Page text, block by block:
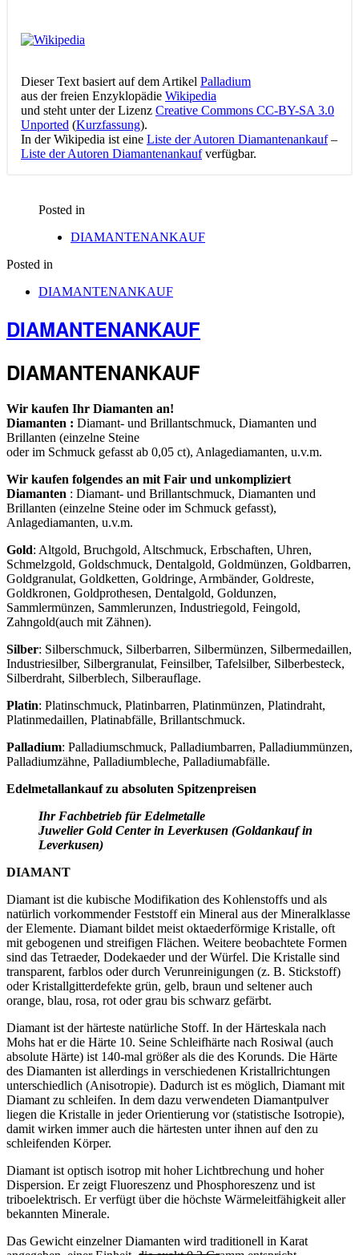
Dieser Text basiert auf dem Artikel Palladium
aus der freien Enzyklopädie Wikipedia
und steht unter der Lizenz Creative Commons CC-BY-SA 3.0
Unported (Kurzfassung).
In der Wikipedia ist eine Liste der Autoren Diamantenankauf–
Liste der Autoren Diamantenankaufverfügbar.
Posted in
DIAMANTENANKAUF
Posted in
DIAMANTENANKAUF
DIAMANTENANKAUF
DIAMANTENANKAUF
Wir kaufen Ihr Diamanten an!
Diamanten : Diamant- und Brillantschmuck, Diamanten und
Brillanten (einzelne Steine
oder im Schmuck gefasst ab 0,05 ct), Anlagediamanten, u.v.m.
Wir kaufen folgendes an mit Fair und unkompliziert
Diamanten : Diamant- und Brillantschmuck, Diamanten und
Brillanten (einzelne Steine oder im Schmuck gefasst),
Anlagediamanten, u.v.m.
Gold: Altgold, Bruchgold, Altschmuck, Erbschaften, Uhren,
Schmelzgold, Goldschmuck, Dentalgold, Goldmünzen, Goldbarren,
Goldgranulat, Goldketten, Goldringe, Armbänder, Goldreste,
Goldkronen, Goldprothesen, Dentalgold, Goldunzen,
Sammlermünzen, Sammlerunzen, Industriegold, Feingold,
Zahngold(auch mit Zähnen).
Silber: Silberschmuck, Silberbarren, Silbermünzen, Silbermedaillen,
Industriesilber, Silbergranulat, Feinsilber, Tafelsilber, Silberbesteck,
Silberdraht, Silberblech, Silberauflage.
Platin: Platinschmuck, Platinbarren, Platinmünzen, Platindraht,
Platinmedaillen, Platinabfälle, Brillantschmuck.
Palladium: Palladiumschmuck, Palladiumbarren, Palladiummünzen,
Palladiumzähne, Palladiumbleche, Palladiumabfälle.
Edelmetallankauf zu absoluten Spitzenpreisen
Ihr Fachbetrieb für Edelmetalle
Juwelier Gold Center in Leverkusen (Goldankauf in
Leverkusen)
DIAMANT
Diamant ist die kubische Modifikation des Kohlenstoffs und als
natürlich vorkommender Feststoff ein Mineral aus der Mineralklasse
der Elemente. Diamant bildet meist oktaederförmige Kristalle, oft
mit gebogenen und streifigen Flächen. Weitere beobachtete Formen
sind das Tetraeder, Dodekaeder und der Würfel. Die Kristalle sind
transparent, farblos oder durch Verunreinigungen (z. B. Stickstoff)
oder Kristallgitterdefekte grün, gelb, braun und seltener auch
orange, blau, rosa, rot oder grau bis schwarz gefärbt.
Diamant ist der härteste natürliche Stoff. In der Härteskala nach
Mohs hat er die Härte 10. Seine Schleifhärte nach Rosiwal (auch
absolute Härte) ist 140-mal größer als die des Korunds. Die Härte
des Diamanten ist allerdings in verschiedenen Kristallrichtungen
unterschiedlich (Anisotropie). Dadurch ist es möglich, Diamant mit
Diamant zu schleifen. In dem dazu verwendeten Diamantpulver
liegen die Kristalle in jeder Orientierung vor (statistische Isotropie),
damit wirken immer auch die härtesten unter ihnen auf den zu
schleifenden Körper.
Diamant ist optisch isotrop mit hoher Lichtbrechung und hoher
Dispersion. Er zeigt Fluoreszenz und Phosphoreszenz und ist
triboelektrisch. Er verfügt über die höchste Wärmeleitfähigkeit aller
bekannten Minerale.
Das Gewicht einzelner Diamanten wird traditionell in Karat